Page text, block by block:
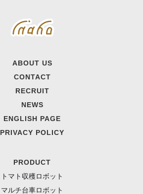
ABOUT US
CONTACT
RECRUIT
NEWS
ENGLISH PAGE
PRIVACY POLICY
PRODUCT
トマト収穫ロボット
マルチ台車ロボット